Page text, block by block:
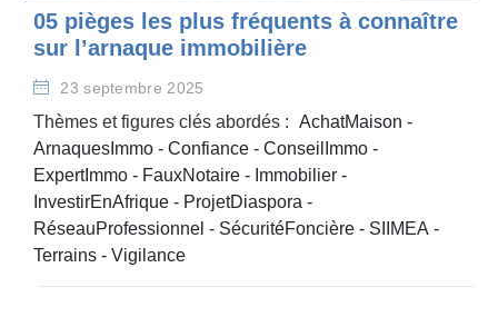
05 pièges les plus fréquents à connaître
sur l’arnaque immobilière
23 septembre 2025
Thèmes et figures clés abordés : AchatMaison -
ArnaquesImmo - Confiance - ConseilImmo -
ExpertImmo - FauxNotaire - Immobilier -
InvestirEnAfrique - ProjetDiaspora -
RéseauProfessionnel - SécuritéFoncière - SIIMEA -
Terrains - Vigilance